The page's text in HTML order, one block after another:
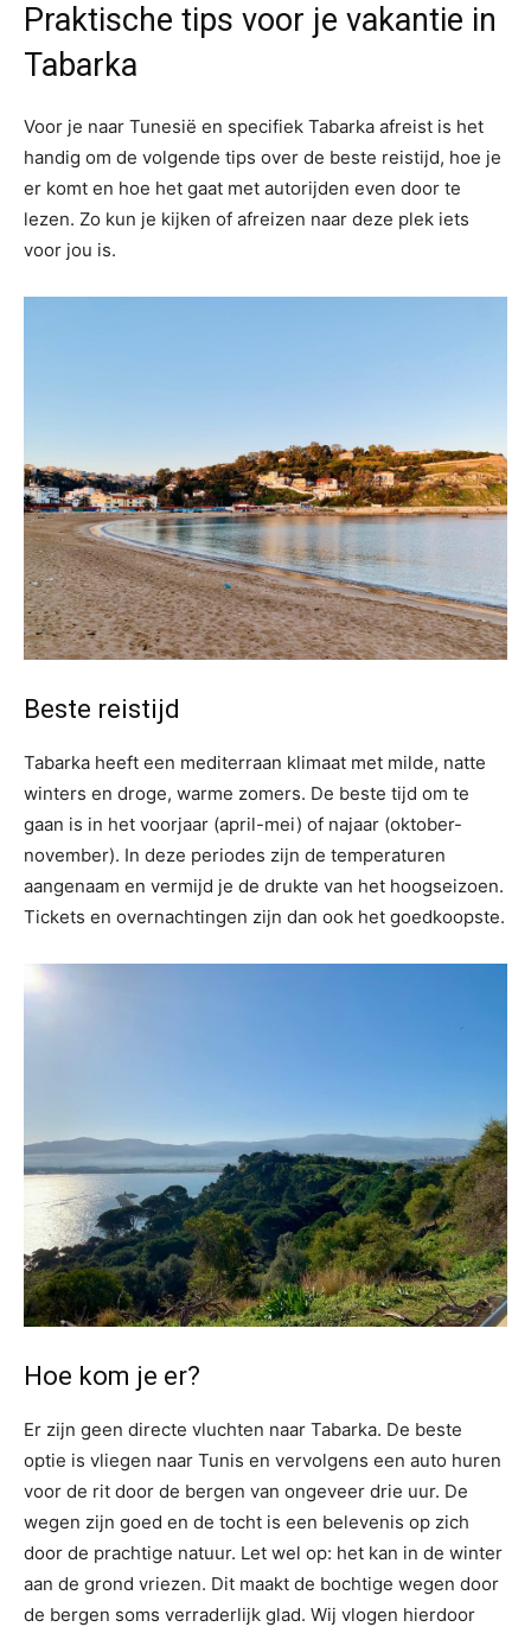
Praktische tips voor je vakantie in
Tabarka
Voor je naar Tunesië en specifiek Tabarka afreist is het
handig om de volgende tips over de beste reistijd, hoe je
er komt en hoe het gaat met autorijden even door te
lezen. Zo kun je kijken of afreizen naar deze plek iets
voor jou is.
Beste reistijd
Tabarka heeft een mediterraan klimaat met milde, natte
winters en droge, warme zomers. De beste tijd om te
gaan is in het voorjaar (april-mei) of najaar (oktober-
november). In deze periodes zijn de temperaturen
aangenaam en vermijd je de drukte van het hoogseizoen.
Tickets en overnachtingen zijn dan ook het goedkoopste.
Hoe kom je er?
Er zijn geen directe vluchten naar Tabarka. De beste
optie is vliegen naar Tunis en vervolgens een auto huren
voor de rit door de bergen van ongeveer drie uur. De
wegen zijn goed en de tocht is een belevenis op zich
door de prachtige natuur. Let wel op: het kan in de winter
aan de grond vriezen. Dit maakt de bochtige wegen door
de bergen soms verraderlijk glad. Wij vlogen hierdoor